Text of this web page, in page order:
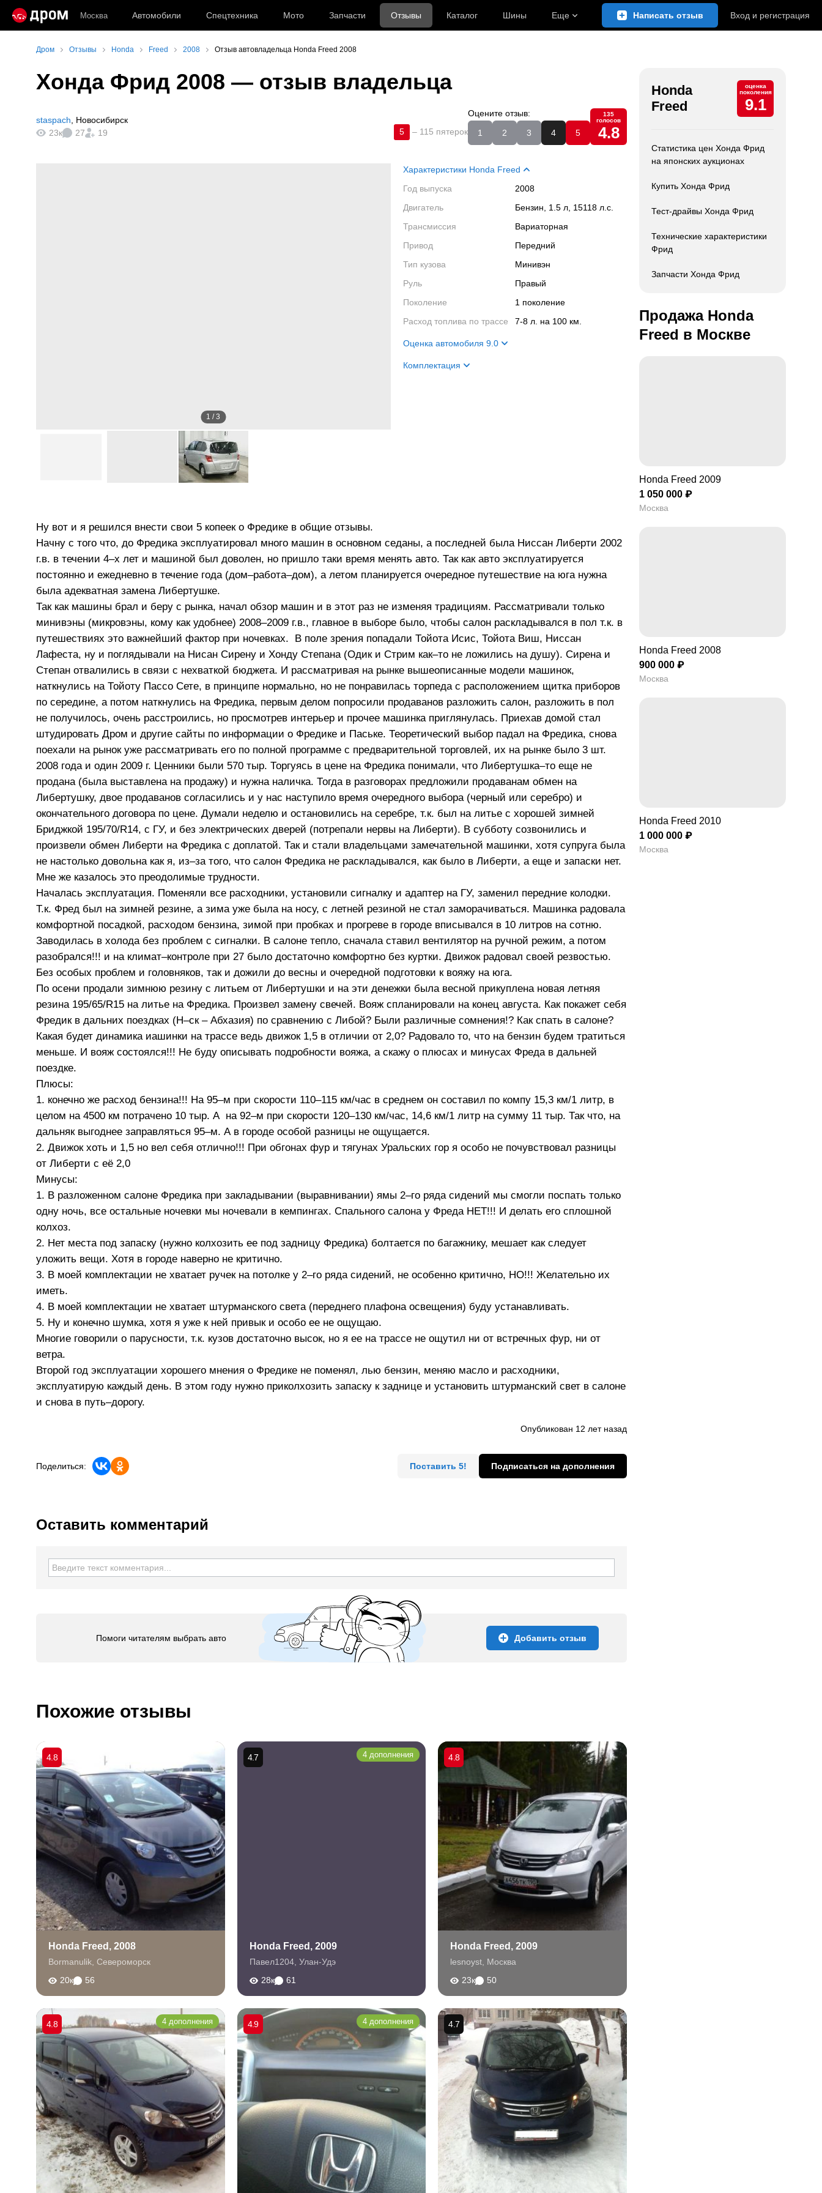
Москва Автомобили Спецтехника Мото Запчасти Отзывы Каталог Шины Еще Написать отзыв Вход и регистрация
Дром Отзывы Honda Freed 2008 Отзыв автовладельца Honda Freed 2008
Хонда Фрид 2008 — отзыв владельца
staspach
Новосибирск
23к
27 19 5 – 115 пятерок
Оцените отзыв:
1
2 3 4 5
135
голосов
4.8
1 /3
Характеристики Honda Freed
Год выпуска
2008
Двигатель
Бензин, 1.5 л, 15118 л.с.
Трансмиссия
Вариаторная
Привод
Передний
Тип кузова
Минивэн
Руль
Правый
Поколение
1 поколение
Расход топлива по трассе
7-8 л. на 100 км.
Оценка автомобиля 9.0
Внешний вид
Комплектация
Задняя подвеска
неразрезанная балка,
Тип двигателя, 4-
цилиндровый, SOHC,
Бензин (АИ-92, АИ-95)
Расход топлива в режиме
Ну вот и я решился внести свои 5 копеек о Фредике в общие отзывы.
Начну с того что, до Фредика эксплуатировал много машин в основном седаны, а последней была Ниссан Либерти 2002
г.в. в течении 4–х лет и машиной был доволен, но пришло таки время менять авто. Так как авто эксплуатируется
постоянно и ежедневно в течение года (дом–работа–дом), а летом планируется очередное путешествие на юга нужна
была адекватная замена Либертушке.
Так как машины брал и беру с рынка, начал обзор машин и в этот раз не изменяя традициям. Рассматривали только
минивэны (микровэны, кому как удобнее) 2008–2009 г.в., главное в выборе было, чтобы салон раскладывался в пол т.к. в
путешествиях это важнейший фактор при ночевках. В поле зрения попадали Тойота Исис, Тойота Виш, Ниссан
Лафеста, ну и поглядывали на Нисан Сирену и Хонду Степана (Одик и Стрим как–то не ложились на душу). Сирена и
Степан отвалились в связи с нехваткой бюджета. И рассматривая на рынке вышеописанные модели машинок,
наткнулись на Тойоту Пассо Сете, в принципе нормально, но не понравилась торпеда с расположением щитка приборов
по середине, а потом наткнулись на Фредика, первым делом попросили продаванов разложить салон, разложить в пол
не получилось, очень расстроились, но просмотрев интерьер и прочее машинка приглянулась. Приехав домой стал
штудировать Дром и другие сайты по информации о Фредике и Паське. Теоретический выбор падал на Фредика, снова
поехали на рынок уже рассматривать его по полной программе с предварительной торговлей, их на рынке было 3 шт.
2008 года и один 2009 г. Ценники были 570 тыр. Торгуясь в цене на Фредика понимали, что Либертушка–то еще не
продана (была выставлена на продажу) и нужна наличка. Тогда в разговорах предложили продаванам обмен на
Либертушку, двое продаванов согласились и у нас наступило время очередного выбора (черный или серебро) и
окончательного договора по цене. Думали неделю и остановились на серебре, т.к. был на литье с хорошей зимней
Бриджкой 195/70/R14, с ГУ, и без электрических дверей (потрепали нервы на Либерти). В субботу созвонились и
произвели обмен Либерти на Фредика с доплатой. Так и стали владельцами замечательной машинки, хотя супруга была
не настолько довольна как я, из–за того, что салон Фредика не раскладывался, как было в Либерти, а еще и запаски нет.
Мне же казалось это преодолимые трудности.
Началась эксплуатация. Поменяли все расходники, установили сигналку и адаптер на ГУ, заменил передние колодки.
Т.к. Фред был на зимней резине, а зима уже была на носу, с летней резиной не стал заморачиваться. Машинка радовала
комфортной посадкой, расходом бензина, зимой при пробках и прогреве в городе вписывался в 10 литров на сотню.
Заводилась в холода без проблем с сигналки. В салоне тепло, сначала ставил вентилятор на ручной режим, а потом
разобрался!!! и на климат–контроле при 27 было достаточно комфортно без куртки. Движок радовал своей резвостью.
Без особых проблем и головняков, так и дожили до весны и очередной подготовки к вояжу на юга.
По осени продали зимнюю резину с литьем от Либертушки и на эти денежки была весной прикуплена новая летняя
резина 195/65/R15 на литье на Фредика. Произвел замену свечей. Вояж спланировали на конец августа. Как покажет себя
Фредик в дальних поездках (Н–ск – Абхазия) по сравнению с Либой? Были различные сомнения!? Как спать в салоне?
Какая будет динамика иашинки на трассе ведь движок 1,5 в отличии от 2,0? Радовало то, что на бензин будем тратиться
меньше. И вояж состоялся!!! Не буду описывать подробности вояжа, а скажу о плюсах и минусах Фреда в дальней
поездке.
Плюсы:
1. конечно же расход бензина!!! На 95–м при скорости 110–115 км/час в среднем он составил по компу 15,3 км/1 литр, в
целом на 4500 км потрачено 10 тыр. А на 92–м при скорости 120–130 км/час, 14,6 км/1 литр на сумму 11 тыр. Так что, на
дальняк выгоднее заправляться 95–м. А в городе особой разницы не ощущается.
2. Движок хоть и 1,5 но вел себя отлично!!! При обгонах фур и тягунах Уральских гор я особо не почувствовал разницы
от Либерти с её 2,0
Минусы:
1. В разложенном салоне Фредика при закладывании (выравнивании) ямы 2–го ряда сидений мы смогли поспать только
одну ночь, все остальные ночевки мы ночевали в кемпингах. Спального салона у Фреда НЕТ!!! И делать его сплошной
колхоз.
2. Нет места под запаску (нужно колхозить ее под задницу Фредика) болтается по багажнику, мешает как следует
уложить вещи. Хотя в городе наверно не критично.
3. В моей комплектации не хватает ручек на потолке у 2–го ряда сидений, не особенно критично, НО!!! Желательно их
иметь.
4. В моей комплектации не хватает штурманского света (переднего плафона освещения) буду устанавливать.
5. Ну и конечно шумка, хотя я уже к ней привык и особо ее не ощущаю.
Многие говорили о парусности, т.к. кузов достаточно высок, но я ее на трассе не ощутил ни от встречных фур, ни от
ветра.
Второй год эксплуатации хорошего мнения о Фредике не поменял, лью бензин, меняю масло и расходники,
эксплуатирую каждый день. В этом году нужно приколхозить запаску к заднице и установить штурманский свет в салоне
и снова в путь–дорогу.
Опубликован 12 лет назад
Поделиться: Поставить 5! Подписаться на дополнения
Оставить комментарий
Помоги читателям выбрать авто Добавить отзыв
Похожие отзывы
Honda Freed, 2008
Bormanulik Североморск
20к
56
4.8
Honda Freed, 2009
Павел1204, Улан-Удэ
28к
61
4.7 4 дополнения
Honda Freed, 2009
lesnoyst Москва
23к
50
4.8
4.8 4 дополнения 4.9 4 дополнения 4.7
Honda
Freed
оценка
поколения
9.1
Статистика цен Хонда Фрид
на японских аукционах
Купить Хонда Фрид
Тест-драйвы Хонда Фрид
Технические характеристики
Фрид
Запчасти Хонда Фрид
Продажа Honda
Freed в Москве
Honda Freed 2009
1 050 000 ₽
Москва
Honda Freed 2008
900 000 ₽
Москва
Honda Freed 2010
1 000 000 ₽
Москва